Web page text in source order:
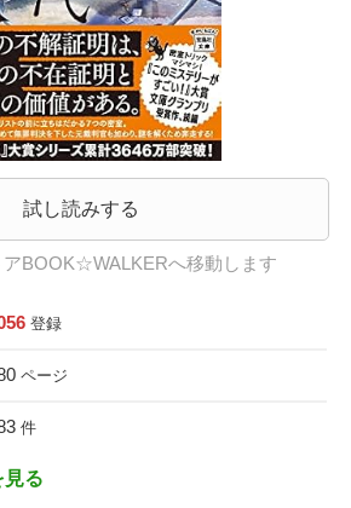
試し読みする
BOOK☆WALKERへ移動します
登録
ページ
件
る